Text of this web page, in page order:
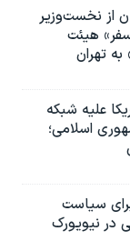
از نخست‌وزیر
هیئت
تهران
علیه شبکه
اسلامی؛
سیاست
در نیویورک